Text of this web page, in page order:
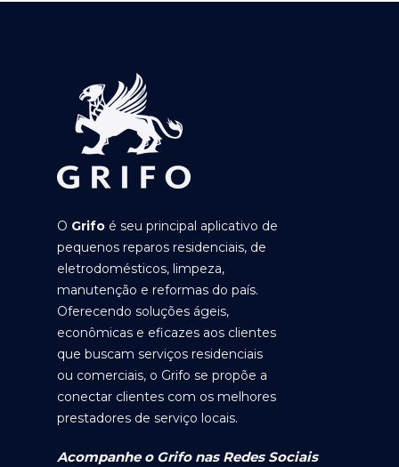
O Grifo é seu principal aplicativo de
pequenos reparos residenciais, de
eletrodomésticos, limpeza,
manutenção e reformas do país.
Oferecendo soluções ágeis,
econômicas e eficazes aos clientes
que buscam serviços residenciais
ou comerciais, o Grifo se propõe a
conectar clientes com os melhores
prestadores de serviço locais.
Acompanhe o Grifo nas Redes Sociais